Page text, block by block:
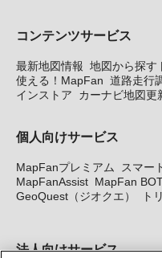
コンテンツサービス
最新地図情報 地図から探す
使える！MapFan 道路走行
インストア
カーナビ地図更
個人向けサービス
MapFanプレミアム
スマー
MapFanAssist MapFan
GeoQuest（ジオクエ）
ト
法人向けサービス